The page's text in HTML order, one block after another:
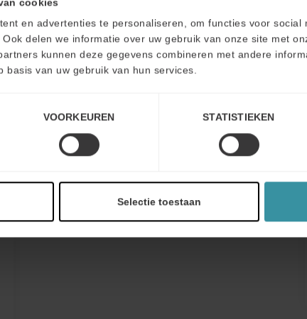
cookies
en advertenties te personaliseren, om functies voor social
delen we informatie over uw gebruik van onze site met
kunnen deze gegevens combineren met andere
basis van uw gebruik van hun services.
VOORKEUREN STATISTIEKEN
Selectie toestaan
changé. Vos vendeurs sont-ils prêts
pour cela ? Au